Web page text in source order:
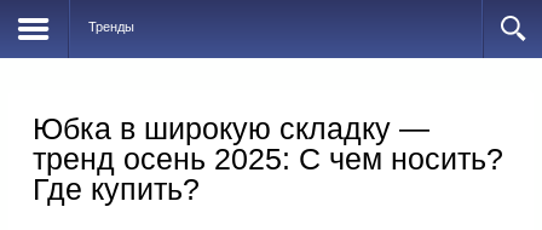
Тренды
Юбка в широкую складку —
тренд осень 2025: С чем носить?
Где купить?